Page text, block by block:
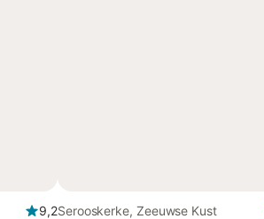
9,2Serooskerke, Zeeuwse Kust